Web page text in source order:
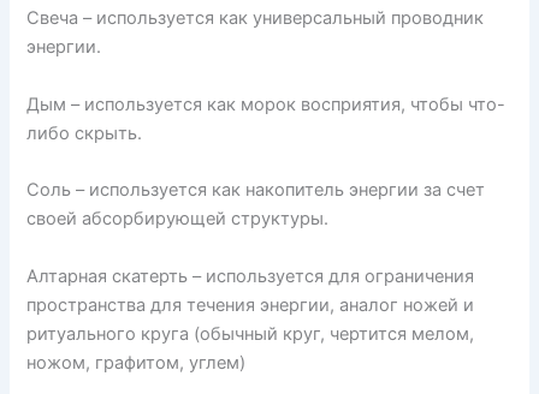
Свеча – используется как универсальный проводник
энергии.
Дым – используется как морок восприятия, чтобы что-
либо скрыть.
Соль – используется как накопитель энергии за счет
своей абсорбирующей структуры.
Алтарная скатерть – используется для ограничения
пространства для течения энергии, аналог ножей и
ритуального круга (обычный круг, чертится мелом,
ножом, графитом, углем)